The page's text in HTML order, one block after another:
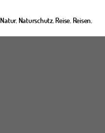
Natur, Naturschutz, Reise, Reisen,